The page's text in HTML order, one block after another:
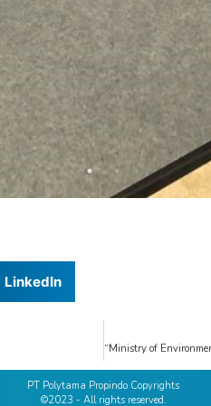
LinkedIn
PT Polytama Propindo Copyrights
©2023 - All rights reserved.